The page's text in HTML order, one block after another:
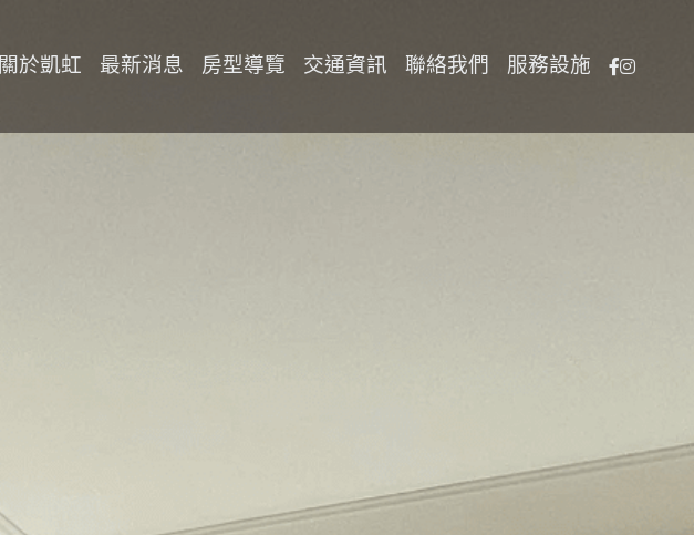
關於凱虹 最新消息 房型導覽 交通資訊 聯絡我們 服務設施